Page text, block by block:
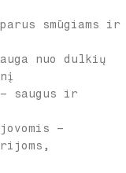
smūgiams ir
nuo dulkių
saugus ir
–